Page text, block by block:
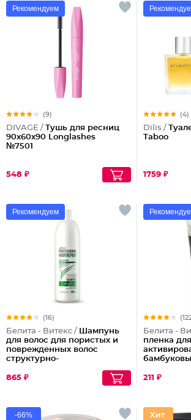
Рекомендуем
(9)
DIVAGE / Тушь для ресниц
90x60x90 Longlashes
№7501
548 ₽
(4)
Dilis /
Taboo
1759 ₽
Рекомендуем
(16)
Белита - Витекс / Шампунь
для волос для пористых и
поврежденных волос
структурно-
увлажняющий
865 ₽
Белита -
пленка
211 ₽
-66%